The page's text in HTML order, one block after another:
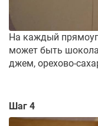
На каждый
может быть
джем, орехово-
Шаг 4